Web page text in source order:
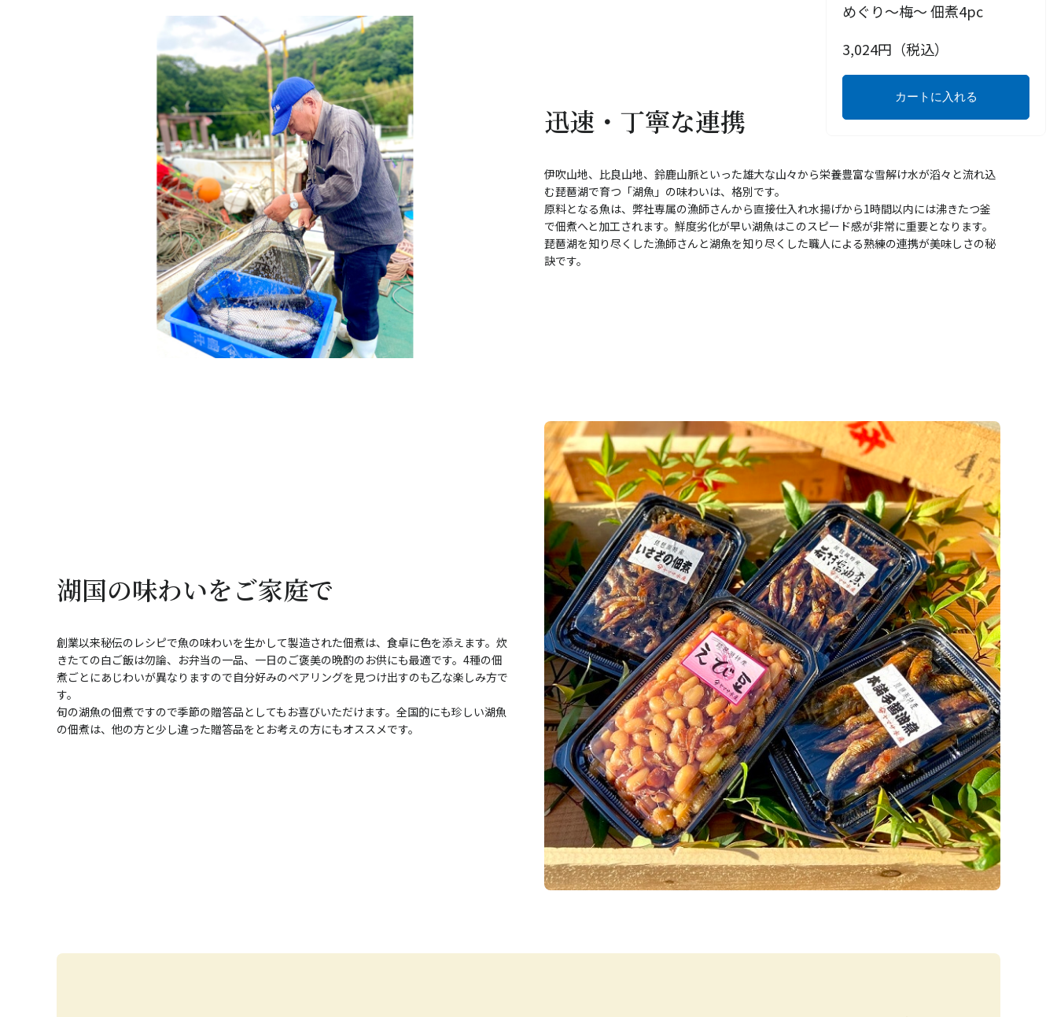
めぐり～梅～ 佃煮4pc
3,024円（税込）
カートに入れる
迅速・丁寧な連携
伊吹山地、比良山地、鈴鹿山脈といった雄大な山々から栄養豊富な雪解け水が滔々と流れ込
む琵琶湖で育つ「湖魚」の味わいは、格別です。
原料となる魚は、弊社専属の漁師さんから直接仕入れ水揚げから1時間以内には沸きたつ釜
で佃煮へと加工されます。鮮度劣化が早い湖魚はこのスピード感が非常に重要となります。
琵琶湖を知り尽くした漁師さんと湖魚を知り尽くした職人による熟練の連携が美味しさの秘
訣です。
湖国の味わいをご家庭で
創業以来秘伝のレシピで魚の味わいを生かして製造された佃煮は、食卓に色を添えます。炊
きたての白ご飯は勿論、お弁当の一品、一日のご褒美の晩酌のお供にも最適です。4種の佃
煮ごとにあじわいが異なりますので自分好みのペアリングを見つけ出すのも乙な楽しみ方で
す。
旬の湖魚の佃煮ですので季節の贈答品としてもお喜びいただけます。全国的にも珍しい湖魚
の佃煮は、他の方と少し違った贈答品をとお考えの方にもオススメです。